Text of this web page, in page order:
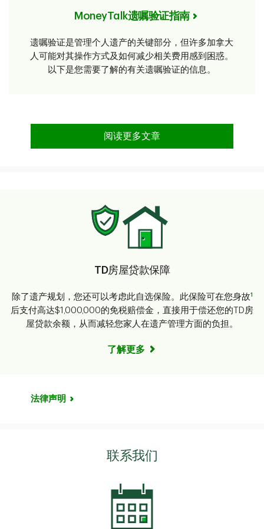
MoneyTalk遗嘱验证指南
遗嘱验证是管理个人遗产的关键部分，但许多加拿大
人可能对其操作方式及如何减少相关费用感到困惑。
以下是您需要了解的有关遗嘱验证的信息。
阅读更多文章
TD房屋贷款保障
除了遗产规划，您还可以考虑此自选保险。此保险可在您身故1
后支付高达$1,000,000的免税赔偿金，直接用于偿还您的TD房
屋贷款余额，从而减轻您家人在遗产管理方面的负担。
了解更多
法律声明
联系我们